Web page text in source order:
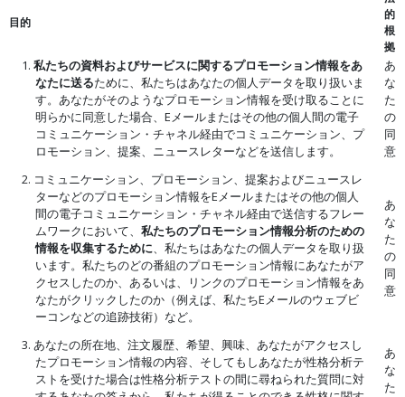
目的
的
根
拠
1. 私たちの資料およびサービスに関するプロモーション情報をあ
なたに送るために、私たちはあなたの個人データを取り扱いま
す。あなたがそのようなプロモーション情報を受け取ることに
明らかに同意した場合、Eメールまたはその他の個人間の電子
コミュニケーション・チャネル経由でコミュニケーション、プ
ロモーション、提案、ニュースレターなどを送信します。
あ
な
た
の
同
意
2. コミュニケーション、プロモーション、提案およびニュースレ
ターなどのプロモーション情報をEメールまたはその他の個人
間の電子コミュニケーション・チャネル経由で送信するフレー
ムワークにおいて、 私たちのプロモーション情報分析のための
情報を収集するために、私たちはあなたの個人データを取り扱
います。私たちのどの番組のプロモーション情報にあなたがア
クセスしたのか、あるいは、リンクのプロモーション情報をあ
なたがクリックしたのか（例えば、私たちEメールのウェブビ
ーコンなどの追跡技術）など。
あ
な
た
の
同
意
3. あなたの所在地、注文履歴、希望、興味、あなたがアクセスし
たプロモーション情報の内容、そしてもしあなたが性格分析テ
ストを受けた場合は性格分析テストの間に尋ねられた質問に対
あ
な
た